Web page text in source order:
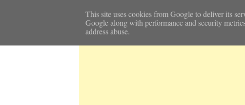
This site uses cookies from Google to deliver its
Google along with performance and security
address abuse.